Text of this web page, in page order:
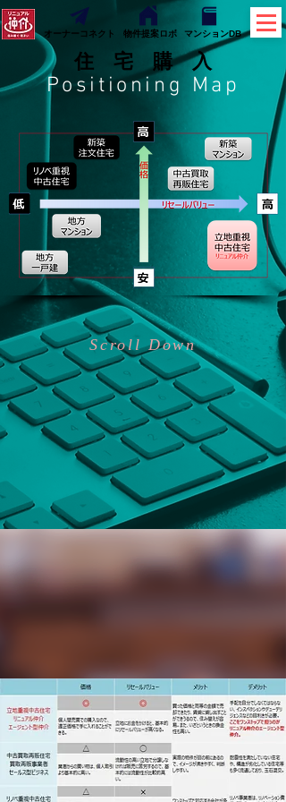
オーナーコネクト 物件提案ロボ マンションDB
​住 宅 購 入
Positioning Map
Scroll Down